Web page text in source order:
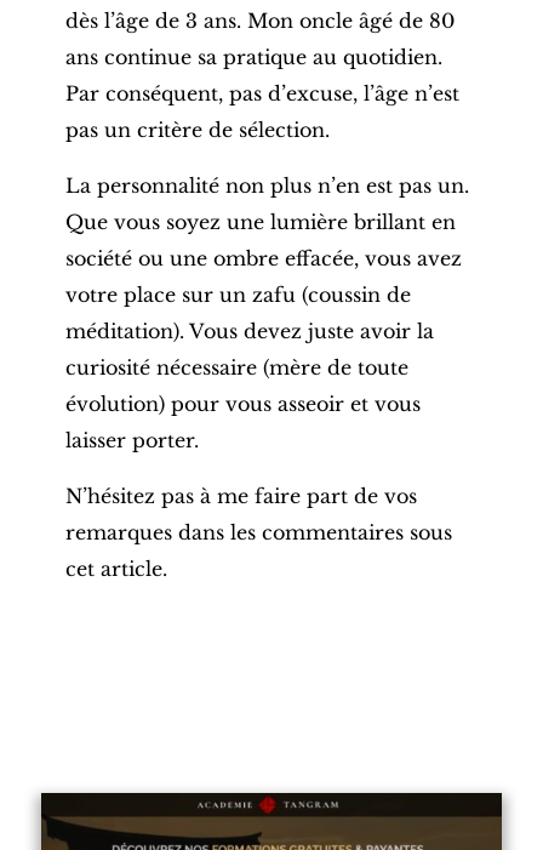
dès l’âge de 3 ans. Mon oncle âgé de 80
ans continue sa pratique au quotidien.
Par conséquent, pas d’excuse, l’âge n’est
pas un critère de sélection.
La personnalité non plus n’en est pas un.
Que vous soyez une lumière brillant en
société ou une ombre effacée, vous avez
votre place sur un zafu (coussin de
méditation). Vous devez juste avoir la
curiosité nécessaire (mère de toute
évolution) pour vous asseoir et vous
laisser porter.
N’hésitez pas à me faire part de vos
remarques dans les commentaires sous
cet article.